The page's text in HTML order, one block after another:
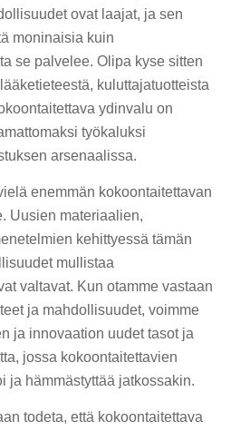
ovat laajat, ja sen
moninaisia kuin
se palvelee. Olipa kyse sitten
kuluttajatuotteista
ydinvalu on
työkaluksi
arsenaalissa.
enemmän kokoontaitettavan
Uusien materiaalien,
kehittyessä tämän
mullistaa
valtavat. Kun otamme vastaan
ja mahdollisuudet, voimme
ja innovaation uudet tasot ja
jossa kokoontaitettavien
ja hämmästyttää jatkossakin.
todeta, että kokoontaitettava